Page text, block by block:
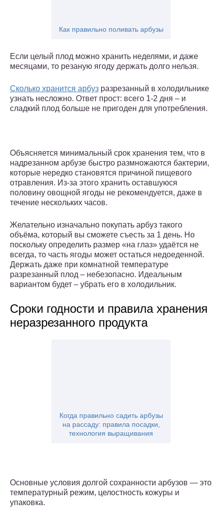
Как правильно поливать арбузы
Если целый плод можно хранить неделями, и даже
месяцами, то резаную ягоду держать долго нельзя.
Сколько хранится арбуз разрезанный в холодильнике
узнать несложно. Ответ прост: всего 1-2 дня – и
сладкий плод больше не пригоден для употребления.
Объясняется минимальный срок хранения тем, что в
надрезанном арбузе быстро размножаются бактерии,
которые нередко становятся причиной пищевого
отравления. Из-за этого хранить оставшуюся
половину овощной ягоды не рекомендуется, даже в
течение нескольких часов.
Желательно изначально покупать арбуз такого
объёма, который вы сможете съесть за 1 день. Но
поскольку определить размер «на глаз» удаётся не
всегда, то часть ягоды может остаться недоеденной.
Держать даже при комнатной температуре
разрезанный плод – небезопасно. Идеальным
вариантом будет – убрать его в холодильник.
Сроки годности и правила хранения
неразрезанного продукта
Когда правильно садить арбузы
на рассаду: правила посадки,
технология выращивания
Основные условия долгой сохранности арбузов — это
температурный режим, целостность кожуры и
упаковка.